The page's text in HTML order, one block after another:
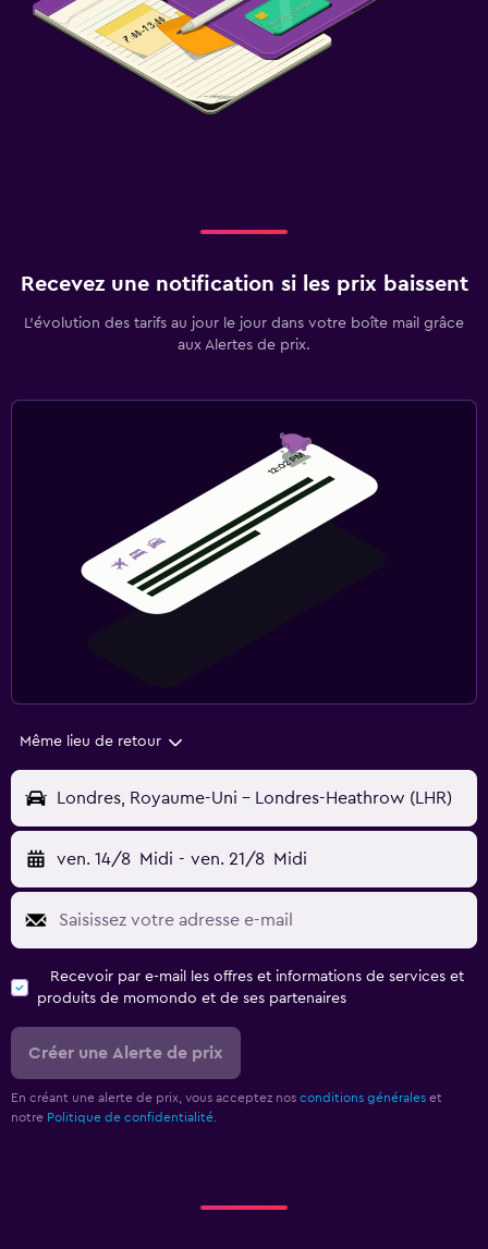
Recevez une notification si les prix baissent
L’évolution des tarifs au jour le jour dans votre boîte mail grâce
aux Alertes de prix.
Même lieu de retour
Londres, Royaume-Uni - Londres-Heathrow (LHR)
ven. 14/8 Midi - ven. 21/8 Midi
Recevoir par e-mail les offres et informations de services et
produits de momondo et de ses partenaires
Créer une Alerte de prix
En créant une alerte de prix, vous acceptez nos conditions générales et
notre Politique de confidentialité.